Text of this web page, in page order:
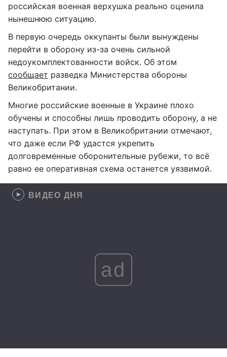
российская военная верхушка реально оценила
нынешнюю ситуацию.
В первую очередь оккупанты были вынуждены
перейти в оборону из-за очень сильной
недоукомплектованности войск. Об этом
сообщает разведка Министерства обороны
Великобритании.
Многие российские военные в Украине плохо
обучены и способны лишь проводить оборону, а не
наступать. При этом в Великобритании отмечают,
что даже если РФ удастся укрепить
долговременные оборонительные рубежи, то всё
равно ее оперативная схема останется уязвимой.
ВИДЕО ДНЯ
ad